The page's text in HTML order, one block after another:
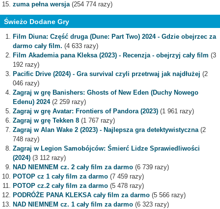
zuma pełna wersja(254 774 razy)
Świeżo Dodane Gry
Film Diuna: Część druga (Dune: Part Two) 2024 - Gdzie obejrzec za
darmo cały film. (4 633 razy)
Film Akademia pana Kleksa (2023) - Recenzja - obejrzyj cały film (3
192 razy)
Pacific Drive (2024) - Gra survival czyli przetrwaj jak najdłużej (2
046 razy)
Zagraj w grę Banishers: Ghosts of New Eden (Duchy Nowego
Edenu) 2024(2 259 razy)
Zagraj w grę Avatar: Frontiers of Pandora (2023) (1 961 razy)
Zagraj w grę Tekken 8 (1 767 razy)
Zagraj w Alan Wake 2 (2023) - Najlepsza gra detektywistyczna(2
748 razy)
Zagraj w Legion Samobójców: Śmierć Lidze Sprawiedliwości
(2024) (3 112 razy)
NAD NIEMNEM cz. 2 cały film za darmo (6 739 razy)
POTOP cz 1 cały film za darmo (7 459 razy)
POTOP cz.2 cały film za darmo (5 478 razy)
PODRÓŻE PANA KLEKSA cały film za darmo (5 566 razy)
NAD NIEMNEM cz. 1 cały film za darmo (6 323 razy)